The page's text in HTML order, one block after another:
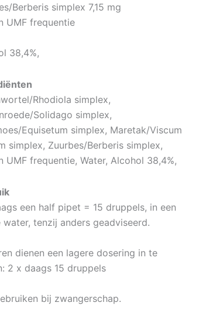
Berberis simplex 7,15 mg
UMF frequentie
38,4%,
Rhodiola simplex,
Solidago simplex,
Equisetum simplex, Maretak/Viscum
simplex, Zuurbes/Berberis simplex,
UMF frequentie, Water, Alcohol 38,4%,
een half pipet = 15 druppels, in een
water, tenzij anders geadviseerd.
dienen een lagere dosering in te
2 x daags 15 druppels
bij zwangerschap.